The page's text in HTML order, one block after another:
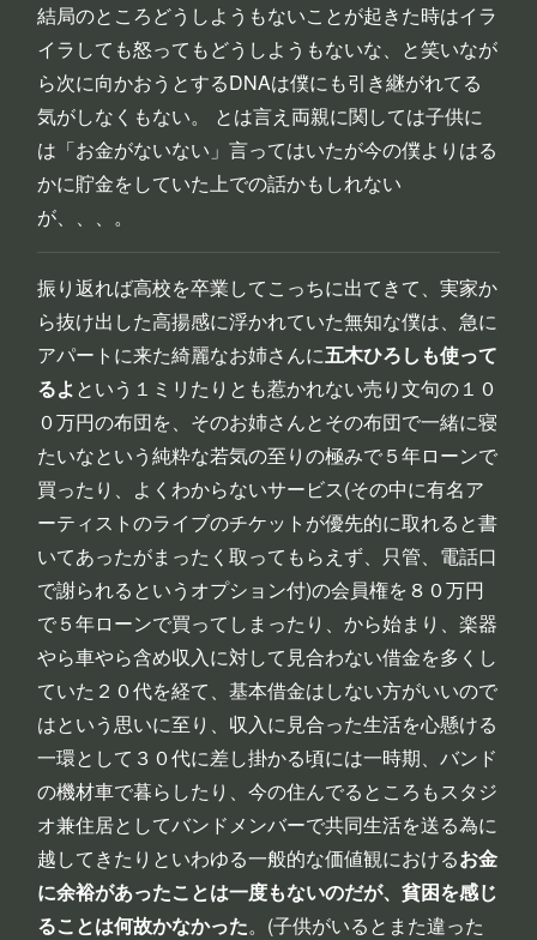
結局のところどうしようもないことが起きた時はイラ
イラしても怒ってもどうしようもないな、と笑いなが
ら次に向かおうとするDNAは僕にも引き継がれてる
気がしなくもない。 とは言え両親に関しては子供に
は「お金がないない」言ってはいたが今の僕よりはる
かに貯金をしていた上での話かもしれない
が、、、。
振り返れば高校を卒業してこっちに出てきて、実家か
ら抜け出した高揚感に浮かれていた無知な僕は、急に
アパートに来た綺麗なお姉さんに五木ひろしも使って
るよという１ミリたりとも惹かれない売り文句の１０
０万円の布団を、そのお姉さんとその布団で一緒に寝
たいなという純粋な若気の至りの極みで５年ローンで
買ったり、よくわからないサービス(その中に有名ア
ーティストのライブのチケットが優先的に取れると書
いてあったがまったく取ってもらえず、只管、電話口
で謝られるというオプション付)の会員権を８０万円
で５年ローンで買ってしまったり、から始まり、楽器
やら車やら含め収入に対して見合わない借金を多くし
ていた２０代を経て、基本借金はしない方がいいので
はという思いに至り、収入に見合った生活を心懸ける
一環として３０代に差し掛かる頃には一時期、バンド
の機材車で暮らしたり、今の住んでるところもスタジ
オ兼住居としてバンドメンバーで共同生活を送る為に
越してきたりといわゆる一般的な価値観におけるお金
に余裕があったことは一度もないのだが、貧困を感じ
ることは何故かなかった。(子供がいるとまた違った